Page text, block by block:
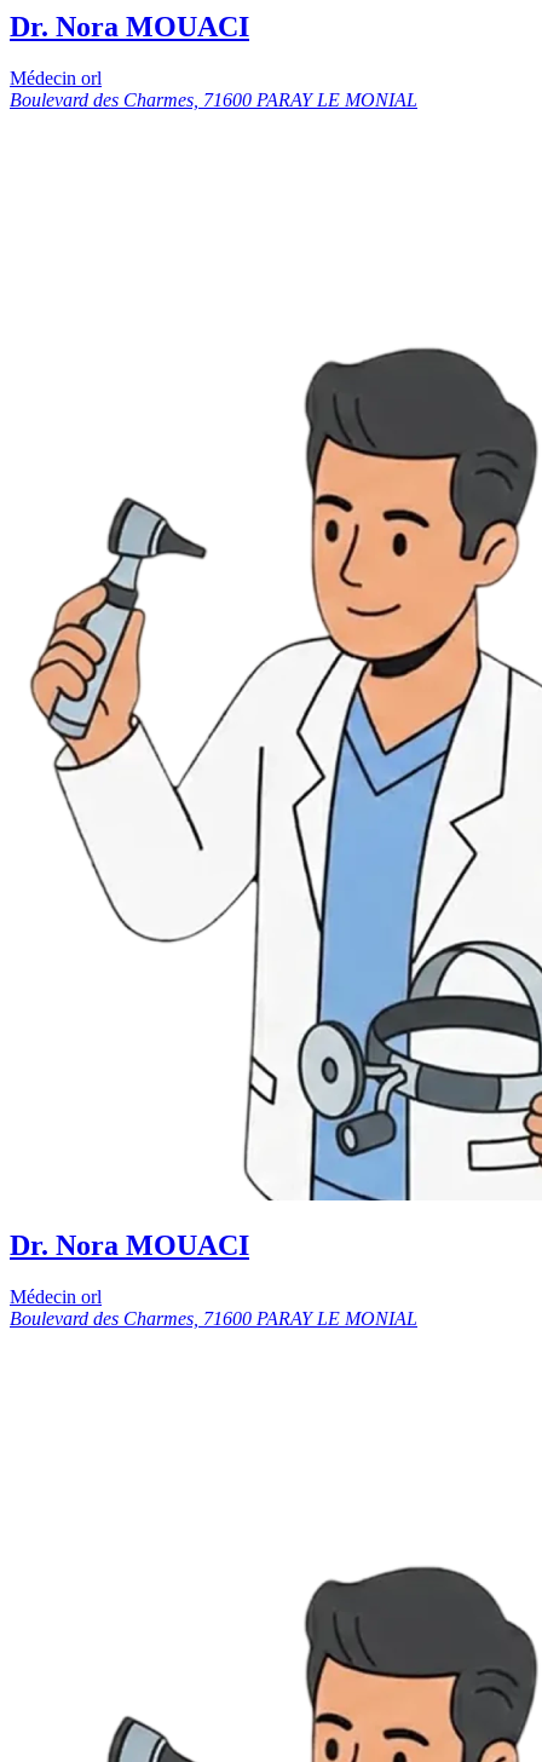
Dr. Nora MOUACI
Médecin orl
Boulevard des Charmes, 71600 PARAY LE MONIAL
Dr. Nora MOUACI
Médecin orl
Boulevard des Charmes, 71600 PARAY LE MONIAL